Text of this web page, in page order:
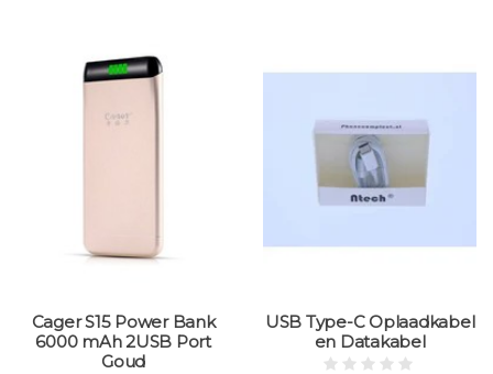
Cager S15 Power Bank
6000 mAh 2USB Port
Goud
USB Type-C Oplaadkabel
en Datakabel